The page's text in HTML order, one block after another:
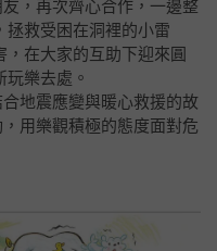
，再次齊心合作，一邊整
拯救受困在洞裡的小雷
在大家的互助下迎來圓
樂去處。
地震應變與暖心救援的故
用樂觀積極的態度面對危